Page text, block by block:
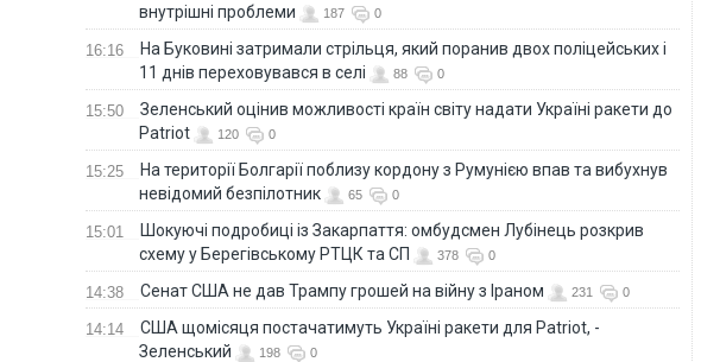
внутрішні проблеми
187 0
16:16
На Буковині затримали стрільця, який поранив двох поліцейських і
11 днів переховувався в селі
88 0
15:50
Зеленський оцінив можливості країн світу надати Україні ракети до
Patriot
120 0
15:25
На території Болгарії поблизу кордону з Румунією впав та вибухнув
невідомий безпілотник
65 0
15:01
Шокуючі подробиці із Закарпаття: омбудсмен Лубінець розкрив
схему у Берегівському РТЦК та СП
378 0
14:38 Сенат США не дав Трампу грошей на війну з Іраном 231 0
14:14
США щомісяця постачатимуть Україні ракети для Patriot, -
Зеленський
198 0